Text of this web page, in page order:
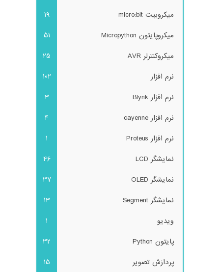
میکروبیت micro:bit
19
میکروپایتون Micropython
51
میکروکنترلر AVR
25
نرم افزار
102
نرم افزار Blynk
3
نرم افزار cayenne
4
نرم افزار Proteus
1
نمایشگر LCD
46
نمایشگر OLED
37
نمایشگر Segment
13
ویدیو
1
پایتون Python
32
پردازش تصویر
15